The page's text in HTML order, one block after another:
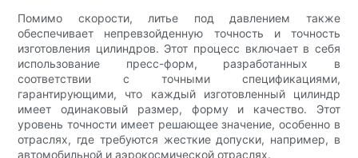
Помимо скорости, литье под давлением также
обеспечивает непревзойденную точность и точность
изготовления цилиндров. Этот процесс включает в себя
использование пресс-форм, разработанных в
соответствии с точными спецификациями,
гарантирующими, что каждый изготовленный цилиндр
имеет одинаковый размер, форму и качество. Этот
уровень точности имеет решающее значение, особенно в
отраслях, где требуются жесткие допуски, например, в
автомобильной и аэрокосмической отраслях.